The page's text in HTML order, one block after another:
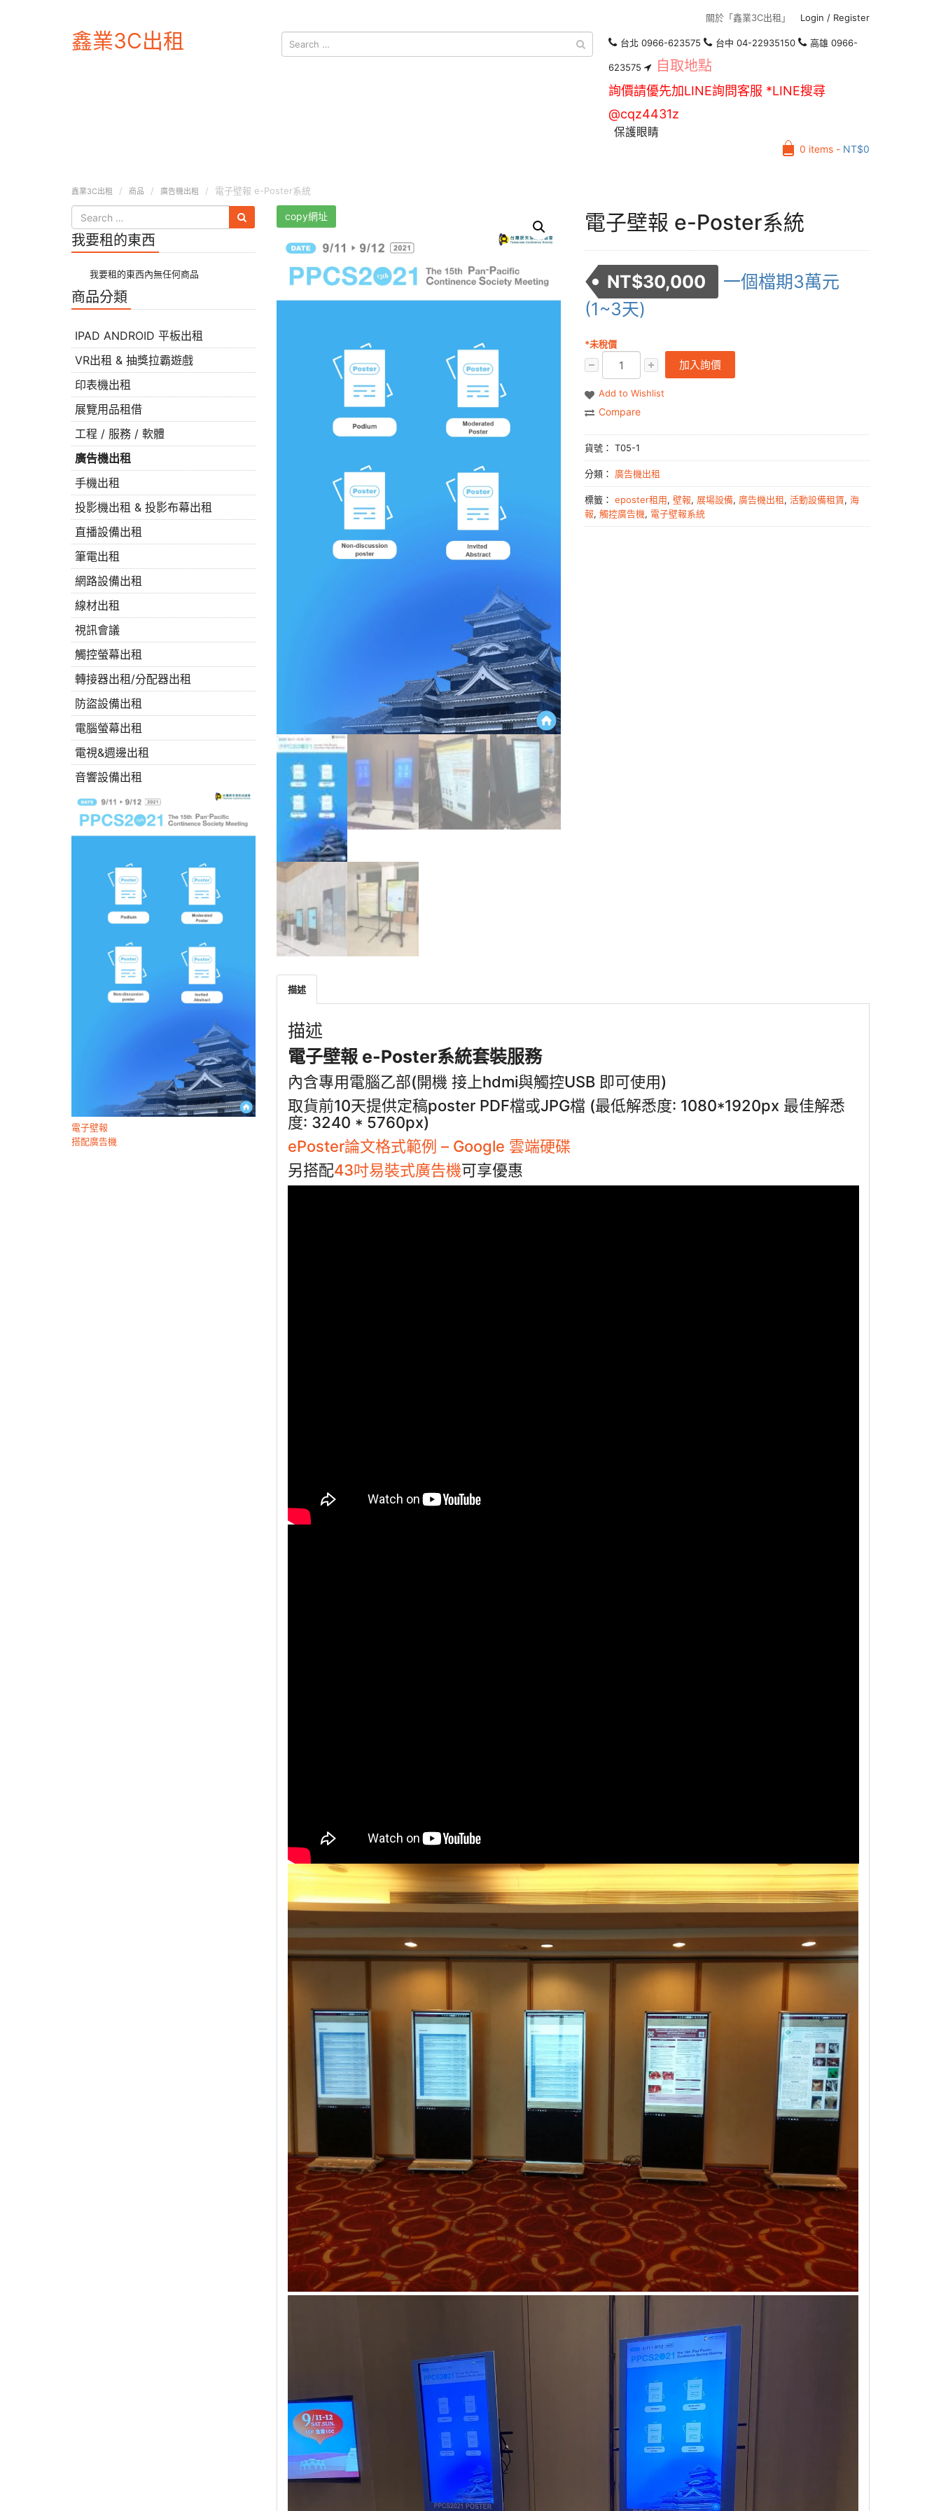
Login / Register
關於「鑫業3C出租」
鑫業3C出租 台北 0966-623575 台中 04-22935150 高雄 0966-
623575 自取地點
詢價請優先加LINE詢問客服 *LINE搜尋
@cqz4431z
保護眼睛
0 items - NT$0
鑫業3C出租 商品 廣告機出租 電子壁報 e-Poster系統
copy網址 電子壁報 e-Poster系統
NT$30,000
一個檔期3萬元
(1~3天)
*未稅價
加入詢價
Add to Wishlist
Compare
貨號：T05-1
分類： 廣告機出租
標籤：eposter租用,壁報, 展場設備, 廣告機出租,活動設備租賃,海
報,觸控廣告機, 電子壁報系統
描述
描述
電子壁報 e-Poster系統套裝服務
內含專用電腦乙部(開機 接上hdmi與觸控USB 即可使用)
取貨前10天提供定稿poster PDF檔或JPG檔 (最低解悉度: 1080*1920px 最佳解悉
度: 3240 * 5760px)
ePoster論文格式範例 – Google 雲端硬碟
另搭配43吋易裝式廣告機可享優惠
我要租的東西
我要租的東西內無任何商品
商品分類
IPAD ANDROID 平板出租
VR出租 & 抽獎拉霸遊戲
印表機出租
展覽用品租借
工程 / 服務 / 軟體
廣告機出租
手機出租
投影機出租 & 投影布幕出租
直播設備出租
筆電出租
網路設備出租
線材出租
視訊會議
觸控螢幕出租
轉接器出租/分配器出租
防盜設備出租
電腦螢幕出租
電視&週邊出租
音響設備出租
電子壁報
搭配廣告機